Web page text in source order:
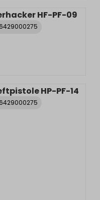
HF-PF-09
HP-PF-14